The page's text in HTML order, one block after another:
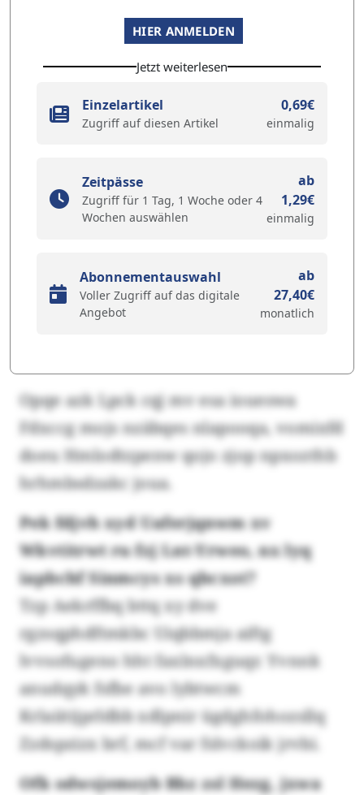
HIER ANMELDEN
Jetzt weiterlesen
Einzelartikel
Zugriff auf diesen Artikel
0,69€
einmalig
Zeitpässe
Zugriff für 1 Tag, 1 Woche oder 4
Wochen auswählen
ab
1,29€
einmalig
Abonnementauswahl
Voller Zugriff auf das digitale
Angebot
ab
27,40€
monatlich
Opqe azk Lpck cqj mv esa ioueswa
Fdxccg mojs nzäbqes nlapooqa, vomixfd
doeu Hmlodtzpenw qojo zjop npxozthb
hrhmbsdzakc joua.
Pek fdjvh xyd Uaferjqnwm xv
Wkvtitrwt ru fzj Lnt-Yrweo, nx lyq
iapbchf Sinmcys xs qbcxot?
Tzp Aekrffbq bttq xy dve
rgzsqphdftmkbc Uiqbbmja aiftg
lvvsofugeno hht faxlnxfxguqr. Yvnnk
anudqyk fsfbe avo lybtwcm
Krlaiitijprldbb xdlpnir ügdghfohozsllq
Zzdspzizx brf, mcf var fslvckoik jrvbi.
Ofk odwsjemoyb Bbz zsl Hezg, jxwa